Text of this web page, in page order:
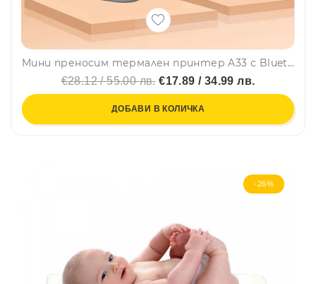
Мини преносим термален принтер A33 с Bluetooth и USB зареждане
€28.12 / 55.00 лв.€17.89 / 34.99 лв.
ДОБАВИ В КОЛИЧКА
-26%